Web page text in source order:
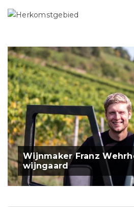
Wijnmaker Franz
wijngaard